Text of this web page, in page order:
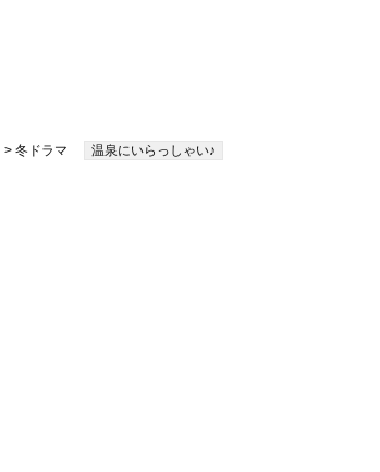
> 冬ドラマ 温泉にいらっしゃい♪